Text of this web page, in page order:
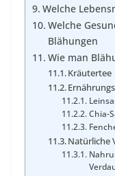
Welche
Welche
Blähungen
Wie man
Kräutertee
Chia-
Natürliche